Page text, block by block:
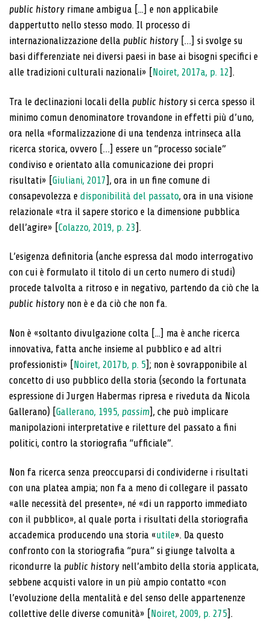
public history rimane ambigua [...] e non applicabile
dappertutto nello stesso modo. Il processo di
internazionalizzazione della public history […] si svolge su
basi differenziate nei diversi paesi in base ai bisogni specifici e
alle tradizioni culturali nazionali» [Noiret, 2017a, p. 12].
Tra le declinazioni locali della public history si cerca spesso il
minimo comun denominatore trovandone in effetti più d’uno,
ora nella «formalizzazione di una tendenza intrinseca alla
ricerca storica, ovvero […] essere un “processo sociale”
condiviso e orientato alla comunicazione dei propri
risultati» [Giuliani, 2017], ora in un fine comune di
consapevolezza e disponibilità del passato, ora in una visione
relazionale «tra il sapere storico e la dimensione pubblica
dell’agire» [Colazzo, 2019, p. 23].
L’esigenza definitoria (anche espressa dal modo interrogativo
con cui è formulato il titolo di un certo numero di studi)
procede talvolta a ritroso e in negativo, partendo da ciò che la
public history non è e da ciò che non fa.
Non è «soltanto divulgazione colta [...] ma è anche ricerca
innovativa, fatta anche insieme al pubblico e ad altri
professionisti» [Noiret, 2017b, p. 5]; non è sovrapponibile al
concetto di uso pubblico della storia (secondo la fortunata
espressione di Jurgen Habermas ripresa e riveduta da Nicola
Gallerano) [Gallerano, 1995, passim], che può implicare
manipolazioni interpretative e riletture del passato a fini
politici, contro la storiografia “ufficiale”.
Non fa ricerca senza preoccuparsi di condividerne i risultati
con una platea ampia; non fa a meno di collegare il passato
«alle necessità del presente», né «di un rapporto immediato
con il pubblico», al quale porta i risultati della storiografia
accademica producendo una storia «utile». Da questo
confronto con la storiografia “pura” si giunge talvolta a
ricondurre la public history nell’ambito della storia applicata,
sebbene acquisti valore in un più ampio contatto «con
l’evoluzione della mentalità e del senso delle appartenenze
collettive delle diverse comunità» [Noiret, 2009, p. 275].